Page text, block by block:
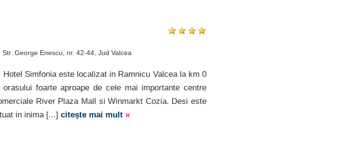
, Str. George Enescu, nr. 42-44 , Jud Valcea
Simfonia este localizat in Ramnicu Valcea la km 0
orasului foarte aproape de cele mai importante centre
River Plaza Mall si Winmarkt Cozia. Desi este
in inima [...] citește mai mult »